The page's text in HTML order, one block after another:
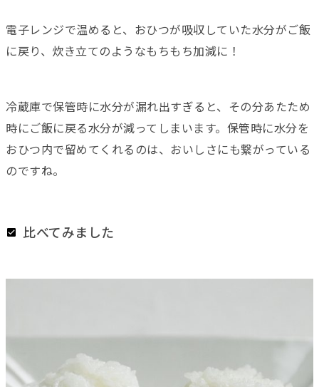
電子レンジで温めると、おひつが吸収していた水分がご飯
に戻り、炊き立てのようなもちもち加減に！
冷蔵庫で保管時に水分が漏れ出すぎると、その分あたため
時にご飯に戻る水分が減ってしまいます。保管時に水分を
おひつ内で留めてくれるのは、おいしさにも繋がっている
のですね。
比べてみました